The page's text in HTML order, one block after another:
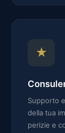
★
Supporto
della tua
perizie e